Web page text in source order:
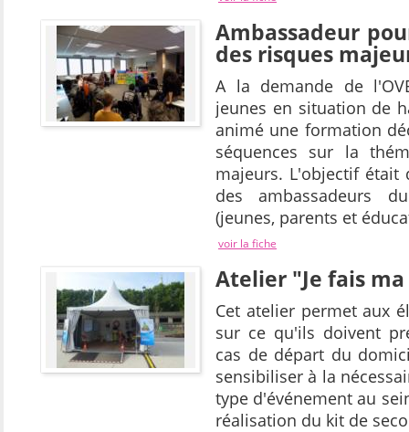
Ambassadeur
des risques
A la demande de
jeunes en situation de
animé une formation
séquences sur la
majeurs. L'objectif
des ambassadeurs
(jeunes, parents et
voir la fiche
Atelier "Je fais
Cet atelier permet aux
sur ce qu'ils doivent
cas de départ du
sensibiliser à la
type d'événement au
réalisation du kit de